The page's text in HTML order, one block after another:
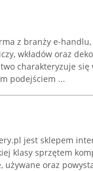
z branży e-
wkładów oraz
charakteryzuje
podejściem ...
jest sklepem
klasy sprzętem
używane oraz